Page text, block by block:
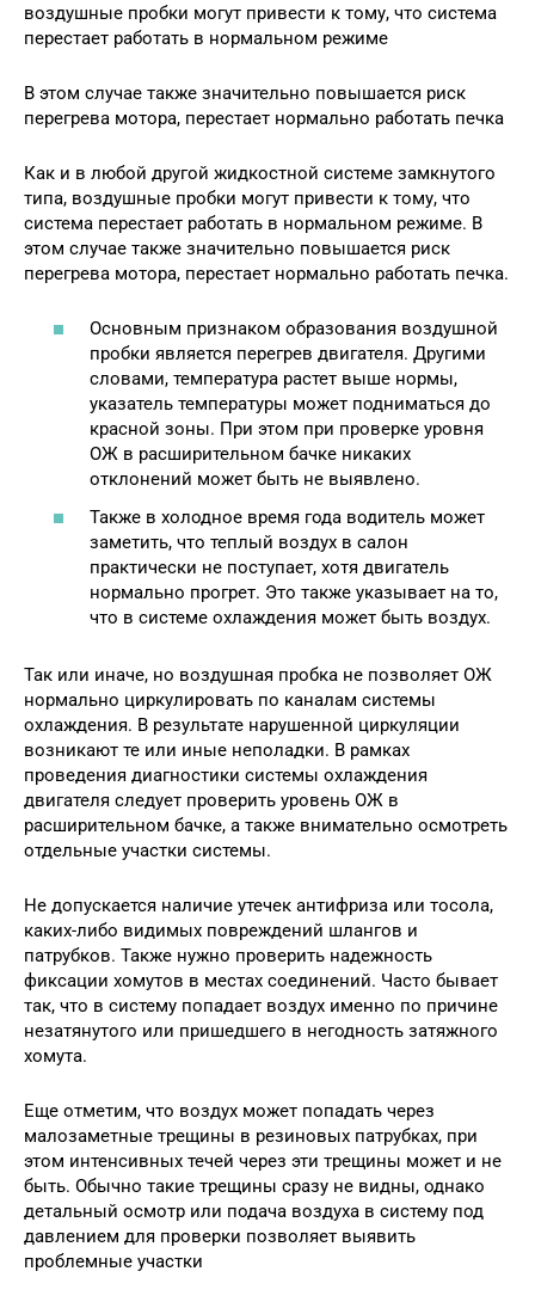
воздушные пробки могут привести к тому, что система
перестает работать в нормальном режиме
В этом случае также значительно повышается риск
перегрева мотора, перестает нормально работать печка
Как и в любой другой жидкостной системе замкнутого
типа, воздушные пробки могут привести к тому, что
система перестает работать в нормальном режиме. В
этом случае также значительно повышается риск
перегрева мотора, перестает нормально работать печка.
Основным признаком образования воздушной
пробки является перегрев двигателя. Другими
словами, температура растет выше нормы,
указатель температуры может подниматься до
красной зоны. При этом при проверке уровня
ОЖ в расширительном бачке никаких
отклонений может быть не выявлено.
Также в холодное время года водитель может
заметить, что теплый воздух в салон
практически не поступает, хотя двигатель
нормально прогрет. Это также указывает на то,
что в системе охлаждения может быть воздух.
Так или иначе, но воздушная пробка не позволяет ОЖ
нормально циркулировать по каналам системы
охлаждения. В результате нарушенной циркуляции
возникают те или иные неполадки. В рамках
проведения диагностики системы охлаждения
двигателя следует проверить уровень ОЖ в
расширительном бачке, а также внимательно осмотреть
отдельные участки системы.
Не допускается наличие утечек антифриза или тосола,
каких-либо видимых повреждений шлангов и
патрубков. Также нужно проверить надежность
фиксации хомутов в местах соединений. Часто бывает
так, что в систему попадает воздух именно по причине
незатянутого или пришедшего в негодность затяжного
хомута.
Еще отметим, что воздух может попадать через
малозаметные трещины в резиновых патрубках, при
этом интенсивных течей через эти трещины может и не
быть. Обычно такие трещины сразу не видны, однако
детальный осмотр или подача воздуха в систему под
давлением для проверки позволяет выявить
проблемные участки